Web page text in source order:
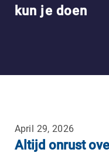
kun je doen
April 29, 2026
Altijd onrust